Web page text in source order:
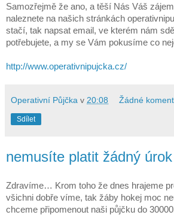
Samozřejmě že ano, a těší Nás Váš
naleznete na našich stránkách
stačí, tak napsat email, ve kterém nám
potřebujete, a my se Vám pokusíme co
http://www.operativnipujcka.cz/
Operativní Půjčka v 20:08 Žádné
Sdílet
nemusíte platit žádný úrok
Zdravíme… Krom toho že dnes hrajeme
všichni dobře víme, tak žáby hokej moc
chceme připomenout naši půjčku do